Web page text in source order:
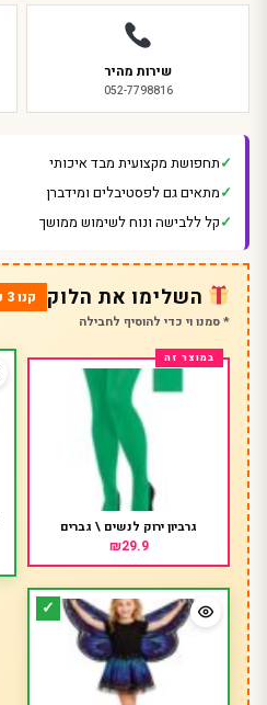
שירות מהיר
052-7798816
תחפושת מקצועית מבד איכותי
מתאים גם לפסטיבלים ומידברן
קל ללבישה ונוח לשימוש ממושך
השלימו את הלוק קנו 3 פריטים קבלו 10% הנחה!
* סמנו וי כדי להוסיף לחבילה
גרביון ירוק לנשים \ גברים
₪29.9